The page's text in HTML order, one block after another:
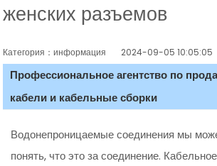
женских разъемов
Категория：информация 2024-09-05 10:05:05
Профессиональное агентство по
кабели и кабельные сборки
Водонепроницаемые соединения мы
понять, что это за соединение. Кабельное